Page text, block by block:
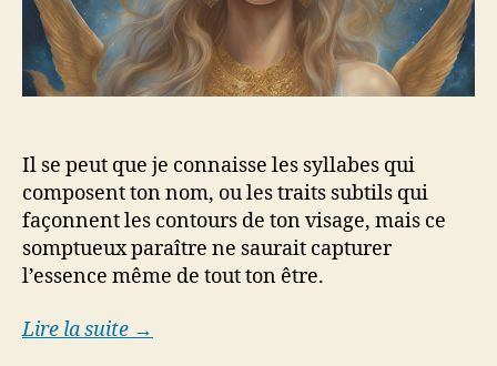
Il se peut que je connaisse les syllabes qui
composent ton nom, ou les traits subtils qui
façonnent les contours de ton visage, mais ce
somptueux paraître ne saurait capturer
l’essence même de tout ton être.
Lire la suite →